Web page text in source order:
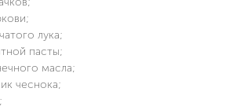
лука;
пасты;
масла;
чеснока;